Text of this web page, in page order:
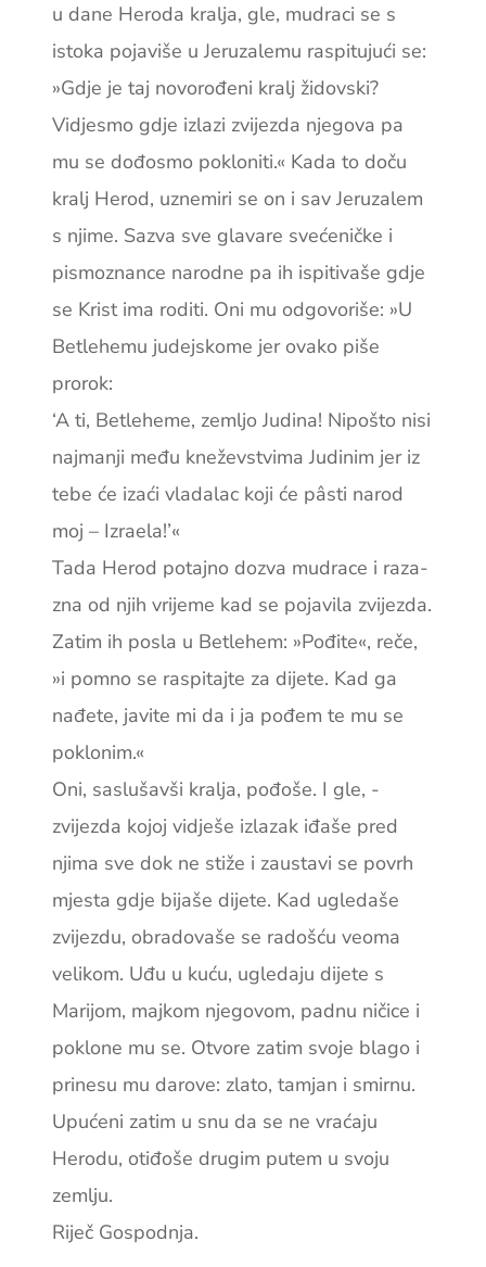
u dane Heroda kralja, gle, mudraci se s
istoka pojaviše u Jeruzalemu raspitujući se:
»Gdje je taj novorođeni kralj židovski?
Vidjesmo gdje izlazi zvijezda njegova pa
mu se dođosmo pokloniti.« Kada to doču
kralj Herod, uznemiri se on i sav Jeruzalem
s njime. Sazva sve glavare svećeničke i
pismoznance narodne pa ih ispitivaše gdje
se Krist ima roditi. Oni mu odgovoriše: »U
Betlehemu judejskome jer ovako piše
prorok:
‘A ti, Betleheme, zemljo Judina! Nipošto nisi
najmanji među kneževstvima Judinim jer iz
tebe će izaći vladalac koji će pâsti narod
moj – Izraela!’«
Tada Herod potajno dozva mudrace i raza­
zna od njih vrijeme kad se pojavila ­zvijezda.
Zatim ih posla u Betlehem: ­»Pođite«, reče,
»i pomno se raspitajte za dijete. Kad ga
nađete, javite mi da i ja pođem te mu se
poklonim.«
Oni, saslušavši kralja, pođoše. I gle, ­
zvijezda kojoj vidješe izlazak iđaše pred
njima sve dok ne stiže i zaustavi se po­vrh
mjesta gdje bijaše dijete. Kad ugledaše
zvijezdu, obrado­vaše se radošću veoma
velikom. Uđu u ­kuću, ugledaju dijete s
Marijom, majkom ­njegovom, padnu ničice i
poklone mu se. Otvore ­zatim svoje blago i
prinesu mu darove: zlato, ­tamjan i smirnu.
Upućeni zatim u snu da se ne vraćaju
Herodu, otiđoše drugim putem u svoju
zemlju.
Riječ Gospodnja.